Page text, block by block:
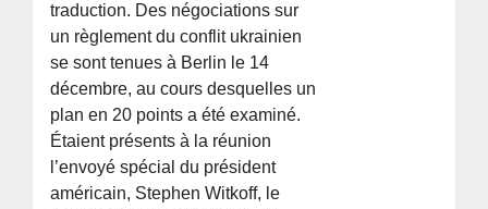
traduction. Des négociations sur
un règlement du conflit ukrainien
se sont tenues à Berlin le 14
décembre, au cours desquelles un
plan en 20 points a été examiné.
Étaient présents à la réunion
l’envoyé spécial du président
américain, Stephen Witkoff, le